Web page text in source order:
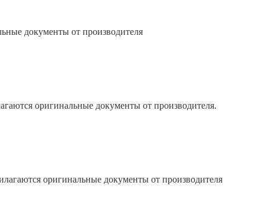
документы от производителя
оригинальные документы от производителя.
оригинальные документы от производителя